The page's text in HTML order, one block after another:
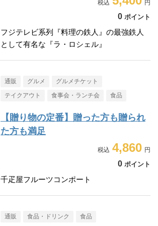
0 ポイント
フジテレビ系列『料理の鉄人』の最強鉄人
として有名な『ラ・ロシェル』
通販 グルメ グルメチケット
テイクアウト 食事会・ランチ会 食品
【贈り物の定番】贈った方も贈られ
た方も満足
4,860
0 ポイント
千疋屋フルーツコンポート
通販 食品・ドリンク 食品